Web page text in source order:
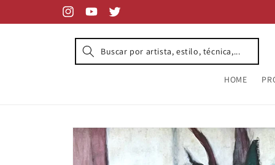
InstagramYouTubeTwitter
HOME
Skip to
product
information